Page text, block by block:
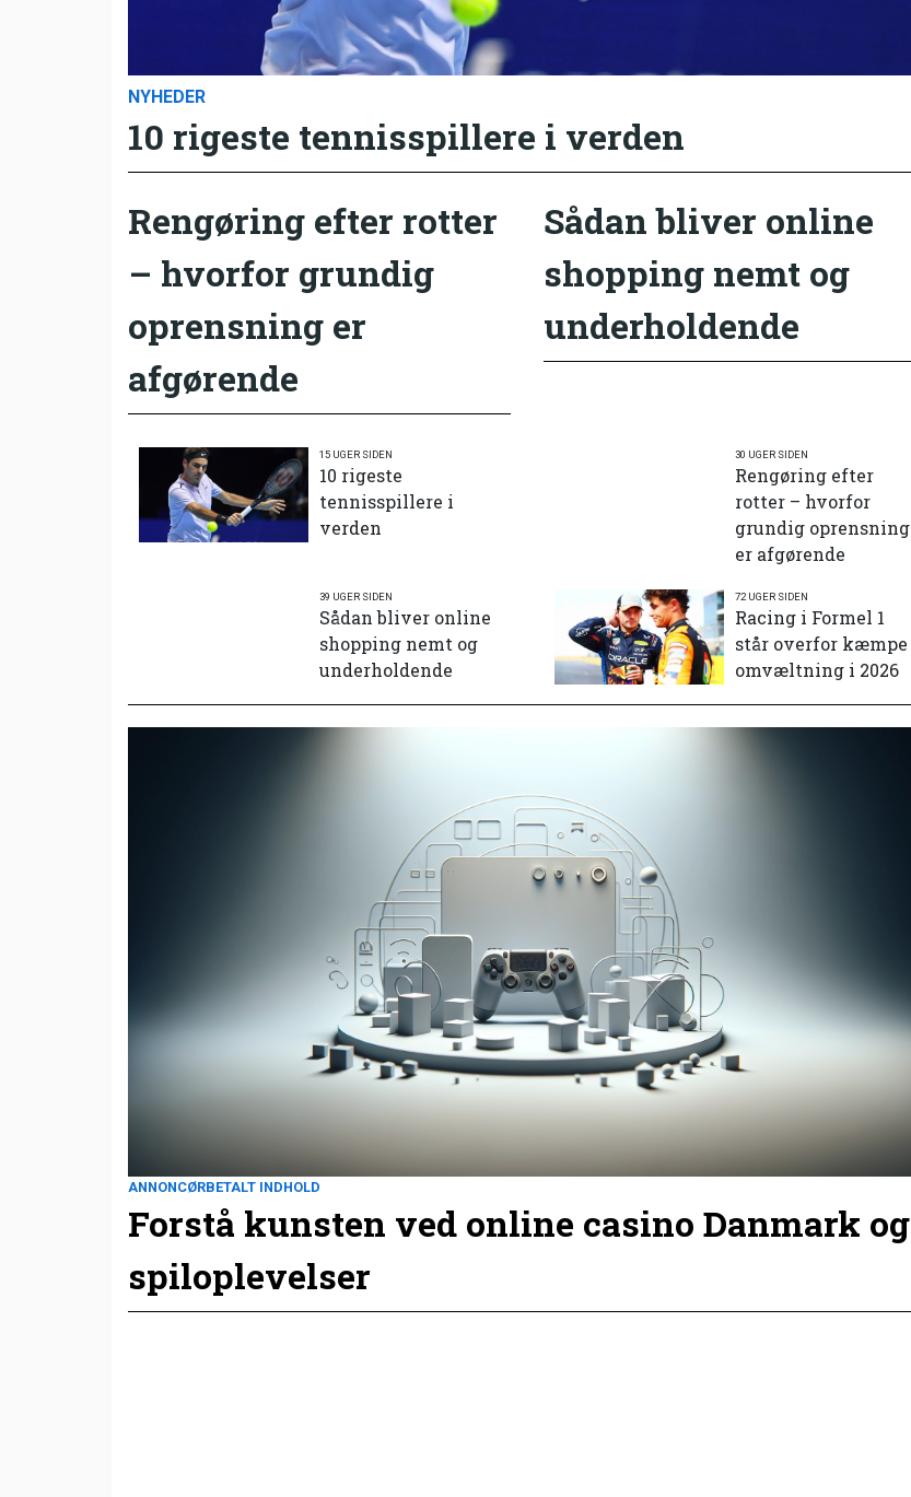
NYHEDER
10 rigeste tennisspillere i verden
Rengøring efter rotter
– hvorfor grundig
oprensning er
afgørende
Sådan bliver online
shopping nemt og
underholdende
15 UGER SIDEN
10 rigeste
tennisspillere i
verden
30 UGER SIDEN
Rengøring efter
rotter – hvorfor
grundig oprensning
er afgørende
39 UGER SIDEN
Sådan bliver online
shopping nemt og
underholdende
72 UGER SIDEN
Racing i Formel 1
står overfor kæmpe
omvæltning i 2026
ANNONCØRBETALT INDHOLD
Forstå kunsten ved online casino Danmark og
spiloplevelser